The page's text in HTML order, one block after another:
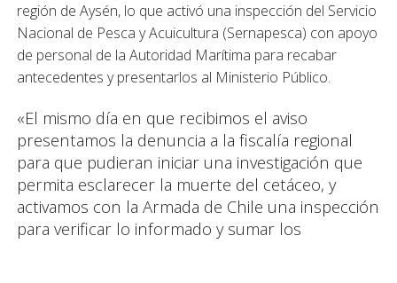
región de Aysén, lo que activó una inspección del Servicio
Nacional de Pesca y Acuicultura (Sernapesca) con apoyo
de personal de la Autoridad Marítima para recabar
antecedentes y presentarlos al Ministerio Público.
«El mismo día en que recibimos el aviso
presentamos la denuncia a la fiscalía regional
para que pudieran iniciar una investigación que
permita esclarecer la muerte del cetáceo, y
activamos con la Armada de Chile una inspección
para verificar lo informado y sumar los